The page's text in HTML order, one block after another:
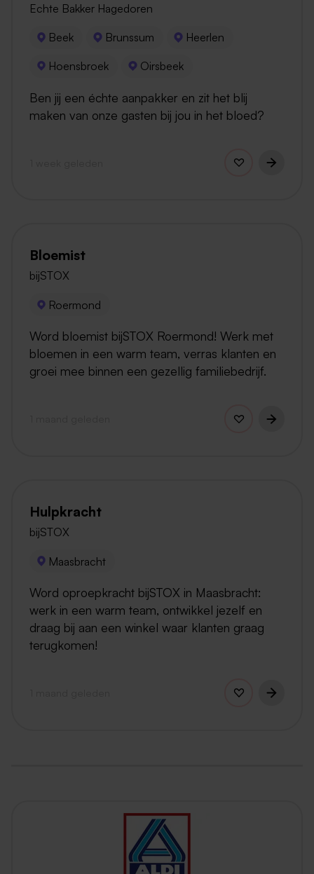
Echte Bakker Hagedoren
Beek Brunssum Heerlen
Hoensbroek Oirsbeek
Ben jij een échte aanpakker en zit het blij
maken van onze gasten bij jou in het bloed?
Bloemist
bijSTOX
Roermond
Word bloemist bijSTOX Roermond! Werk met
bloemen in een warm team, verras klanten en
groei mee binnen een gezellig familiebedrijf.
Hulpkracht
bijSTOX
Maasbracht
Word oproepkracht bijSTOX in Maasbracht:
werk in een warm team, ontwikkel jezelf en
draag bij aan een winkel waar klanten graag
terugkomen!